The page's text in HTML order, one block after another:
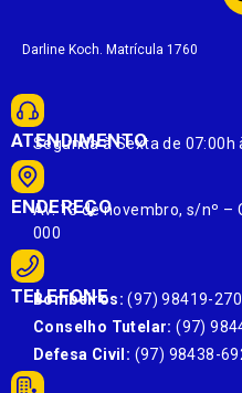
Darline Koch. Matrícula 1760
ATENDIMENTO
Segunda à Sexta de 07:00h
ENDEREÇO
Av. 13 de novembro, s/nº –
000
TELEFONE
Bombeiros: (97) 98419-
Conselho Tutelar: (97)
Defesa Civil: (97) 98438-